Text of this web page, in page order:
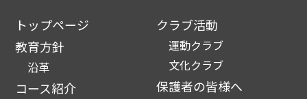
トップページ
教育方針
沿革
コース紹介
クラブ活動
運動クラブ
文化クラブ
保護者の皆様へ